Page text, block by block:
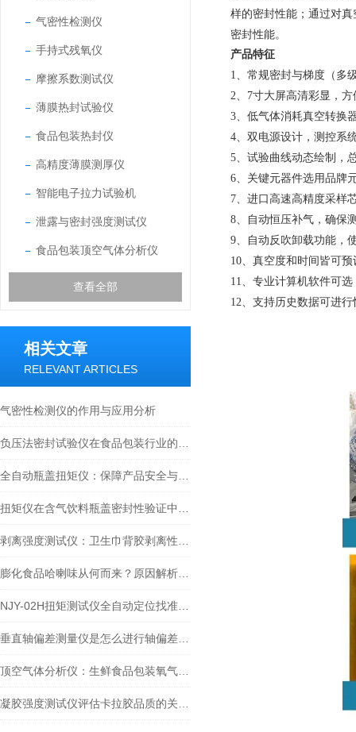
气密性检测仪
手持式残氧仪
摩擦系数测试仪
薄膜热封试验仪
食品包装热封仪
高精度薄膜测厚仪
智能电子拉力试验机
泄露与密封强度测试仪
食品包装顶空气体分析仪
查看全部
相关文章
RELEVANT ARTICLES
气密性检测仪的作用与应用分析
样的密封性能；通过对
密封性能。
产品特征
1、 常规密封与梯度（多
2、 7寸大屏高清彩显，
3、 低气体消耗真空转换
4、 双电源设计，测控系
5、 试验曲线动态绘制，
6、 关键元器件选用品牌
7、 进口高速高精度采样
8、
自动恒压补气，确保
9、
自动反吹卸载功能，
10、 真空度和时间皆可
11、 专业计算机软件可选
12、 支持历史数据可进行